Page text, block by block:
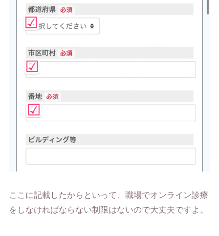
ここに記載したからといって、職場でオンライン診療
をしなければならない制限はないので大丈夫ですよ。